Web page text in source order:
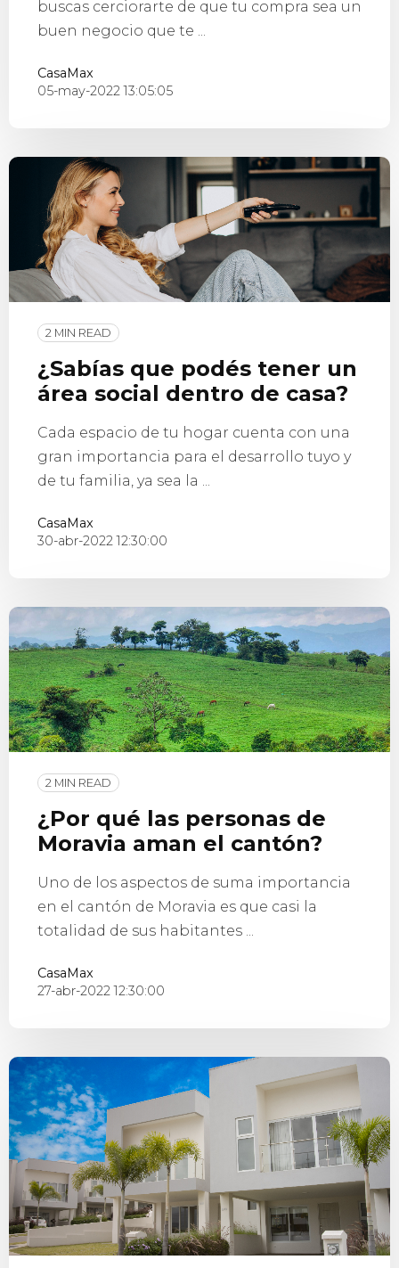
buscas cerciorarte de que tu compra sea un
buen negocio que te ...
CasaMax
05-may-2022 13:05:05
2 MIN READ
¿Sabías que podés tener un
área social dentro de casa?
Cada espacio de tu hogar cuenta con una
gran importancia para el desarrollo tuyo y
de tu familia, ya sea la ...
CasaMax
30-abr-2022 12:30:00
2 MIN READ
¿Por qué las personas de
Moravia aman el cantón?
Uno de los aspectos de suma importancia
en el cantón de Moravia es que casi la
totalidad de sus habitantes ...
CasaMax
27-abr-2022 12:30:00